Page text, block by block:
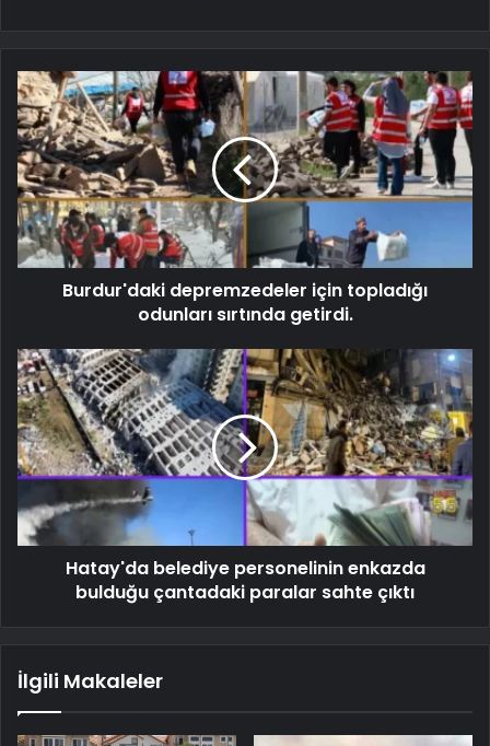
Burdur'daki depremzedeler için topladığı
odunları sırtında getirdi.
Hatay'da belediye personelinin enkazda
bulduğu çantadaki paralar sahte çıktı
İlgili Makaleler